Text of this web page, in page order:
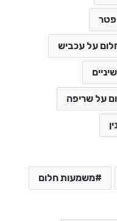
על עכביש
על שריפה
משמעות חלום